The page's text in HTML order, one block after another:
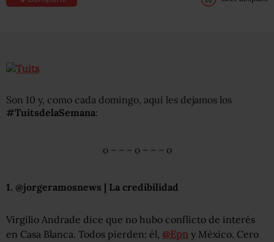
Son 10 y, como cada domingo, aquí les dejamos los
#TuitsdelaSemana:
o – – – o – – – o
1. @jorgeramosnews | La credibilidad
Virgilio Andrade dice que no hubo conflicto de interés
en Casa Blanca. Todos pierden: él, @Epn y México. Cero